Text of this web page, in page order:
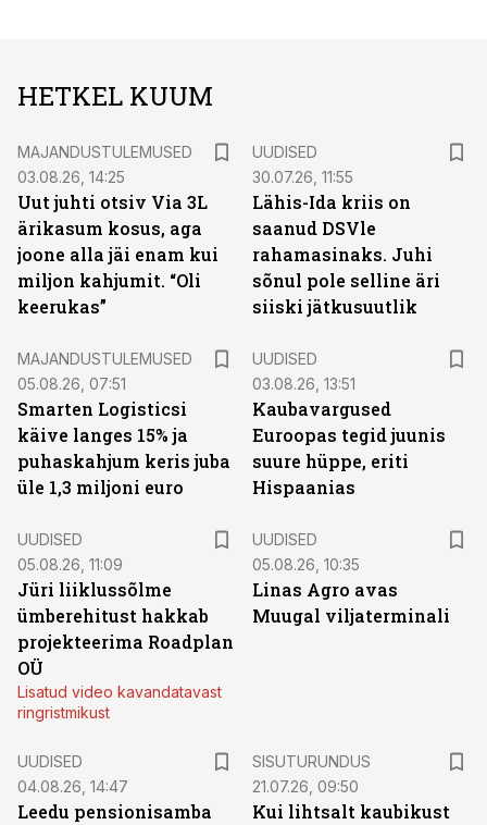
HETKEL KUUM
MAJANDUSTULEMUSED
03.08.26, 14:25
Uut juhti otsiv Via 3L
ärikasum kosus, aga
joone alla jäi enam kui
miljon kahjumit. “Oli
keerukas”
UUDISED
30.07.26, 11:55
Lähis-Ida kriis on
saanud DSVle
rahamasinaks. Juhi
sõnul pole selline äri
siiski jätkusuutlik
MAJANDUSTULEMUSED
05.08.26, 07:51
Smarten Logisticsi
käive langes 15% ja
puhaskahjum keris juba
üle 1,3 miljoni euro
UUDISED
03.08.26, 13:51
Kaubavargused
Euroopas tegid juunis
suure hüppe, eriti
Hispaanias
UUDISED
05.08.26, 11:09
Jüri liiklussõlme
ümberehitust hakkab
projekteerima Roadplan
OÜ
Lisatud video kavandatavast
ringristmikust
UUDISED
05.08.26, 10:35
Linas Agro avas
Muugal viljaterminali
UUDISED
04.08.26, 14:47
Leedu pensionisamba
SISUTURUNDUS
21.07.26, 09:50
Kui lihtsalt kaubikust